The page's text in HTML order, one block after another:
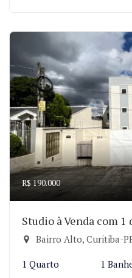
R$ 190.000
Studio à Venda com 1
Bairro Alto, Curitiba-
1 Quarto 1